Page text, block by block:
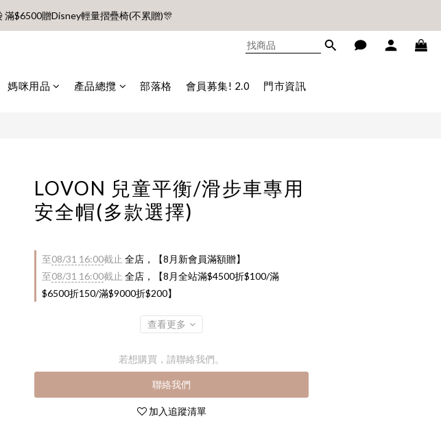
$6500贈Disney輕量摺疊椅(不累贈)🎊
$6500贈Disney輕量摺疊椅(不累贈)🎊
媽咪用品 產品總攬 部落格 會員募集! 2.0 門市資訊
LOVON 兒童平衡/滑步車專用
安全帽(多款選擇)
至08/31 16:00截止 全店，【8月新會員滿額贈】
至08/31 16:00截止 全店，【8月全站滿$4500折$100/滿
$6500折150/滿$9000折$200】
查看更多
若想購買，請聯絡我們。
聯絡我們
加入追蹤清單